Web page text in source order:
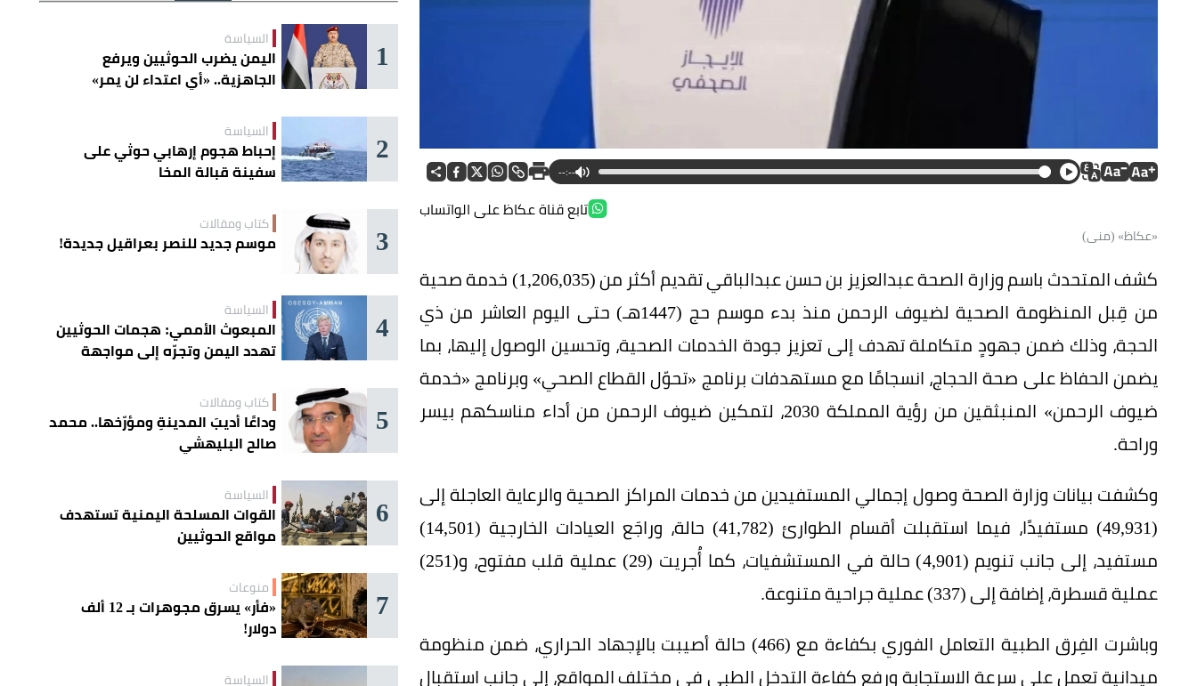
--:--
تابع قناة عكاظ على الواتساب
«عكاظ» (منى)
كشف المتحدث باسم وزارة الصحة عبدالعزيز بن حسن عبدالباقي تقديم أكثر من (1,206,035) خدمة صحية
من قِبل المنظومة الصحية لضيوف الرحمن منذ بدء موسم حج (1447هـ) حتى اليوم العاشر من ذي
الحجة، وذلك ضمن جهودٍ متكاملة تهدف إلى تعزيز جودة الخدمات الصحية، وتحسين الوصول إليها، بما
يضمن الحفاظ على صحة الحجاج، انسجامًا مع مستهدفات برنامج «تحوّل القطاع الصحي» وبرنامج «خدمة
ضيوف الرحمن» المنبثقين من رؤية المملكة 2030، لتمكين ضيوف الرحمن من أداء مناسكهم بيسر
وراحة.
وكشفت بيانات وزارة الصحة وصول إجمالي المستفيدين من خدمات المراكز الصحية والرعاية العاجلة إلى
(49,931) مستفيدًا، فيما استقبلت أقسام الطوارئ (41,782) حالة، وراجَع العيادات الخارجية (14,501)
مستفيد، إلى جانب تنويم (4,901) حالة في المستشفيات، كما أُجريت (29) عملية قلب مفتوح، و(251)
عملية قسطرة، إضافة إلى (337) عملية جراحية متنوعة.
وباشرت الفِرق الطبية التعامل الفوري بكفاءة مع (466) حالة أصيبت بالإجهاد الحراري، ضمن منظومة
ميدانية تعمل على سرعة الاستجابة ورفع كفاءة التدخل الطبي في مختلف المواقع، إلى جانب استقبال
1 السياسة
اليمن يضرب الحوثيين ويرفع
الجاهزية.. «أي اعتداء لن يمر»
2 السياسة
إحباط هجوم إرهابي حوثي على
سفينة قبالة المخا
3 كتاب ومقالات
موسم جديد للنصر بعراقيل جديدة!
4 السياسة
المبعوث الأممي: هجمات الحوثيين
تهدد اليمن وتجرّه إلى مواجهة
5 كتاب ومقالات
وداعًا أديبَ المدينةِ ومؤرّخها.. محمد
صالح البليهشي
6 السياسة
القوات المسلحة اليمنية تستهدف
مواقع الحوثيين
7 منوعات
«فأر» يسرق مجوهرات بـ 12 ألف
دولار!
السياسة